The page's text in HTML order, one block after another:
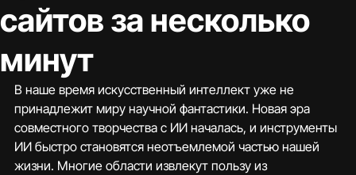
сайтов за несколько
минут
В наше время искусственный интеллект уже не
принадлежит миру научной фантастики. Новая эра
совместного творчества с ИИ началась, и инструменты
ИИ быстро становятся неотъемлемой частью нашей
жизни. Многие области извлекут пользу из